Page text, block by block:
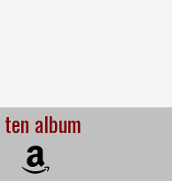
ten album